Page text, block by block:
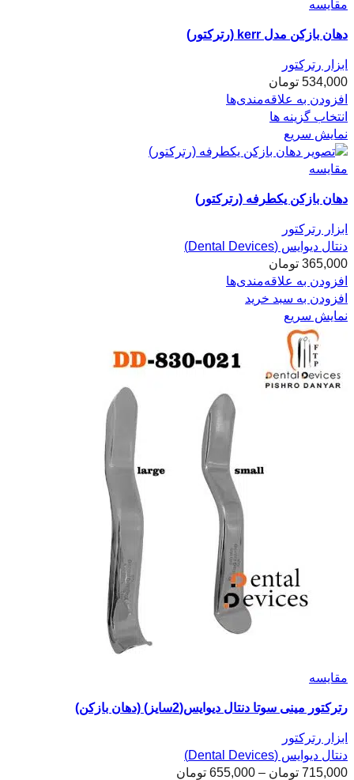
مقایسه
دهان بازکن مدل kerr (رترکتور)
ابزار رترکتور
534,000 تومان
افزودن به علاقه‌مندی‌ها
انتخاب گزینه ها
نمایش سریع
مقایسه
دهان بازکن یکطرفه (رترکتور)
ابزار رترکتور
دنتال دیوایس (Dental Devices)
365,000 تومان
افزودن به علاقه‌مندی‌ها
افزودن به سبد خرید
نمایش سریع
مقایسه
رترکتور مینی سوتا دنتال دیوایس(2سایز) (دهان بازکن)
ابزار رترکتور
دنتال دیوایس (Dental Devices)
715,000 تومان –
655,000 تومان